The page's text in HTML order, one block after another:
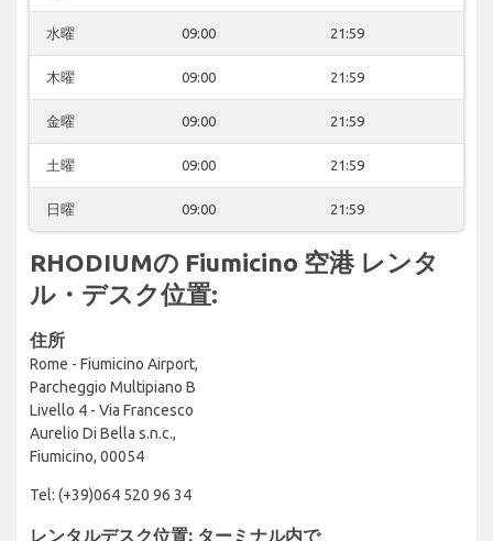
水曜 09:00 21:59
木曜 09:00 21:59
金曜 09:00 21:59
土曜 09:00 21:59
日曜 09:00 21:59
RHODIUMの Fiumicino 空港 レンタ
ル・デスク位置:
住所
Rome - Fiumicino Airport,
Parcheggio Multipiano B
Livello 4 - Via Francesco
Aurelio Di Bella s.n.c.,
Fiumicino, 00054
Tel: (+39)064 520 96 34
レンタルデスク位置: ターミナル内で